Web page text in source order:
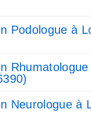
Podologue à
Rhumatologue
Neurologue à